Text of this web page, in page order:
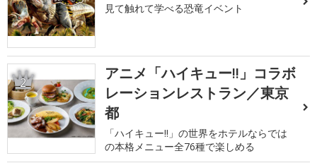
見て触れて学べる恐竜イベント
2
アニメ「ハイキュー!!」コラボ
レーションレストラン／東京
都
「ハイキュー!!」の世界をホテルならでは
の本格メニュー全76種で楽しめる